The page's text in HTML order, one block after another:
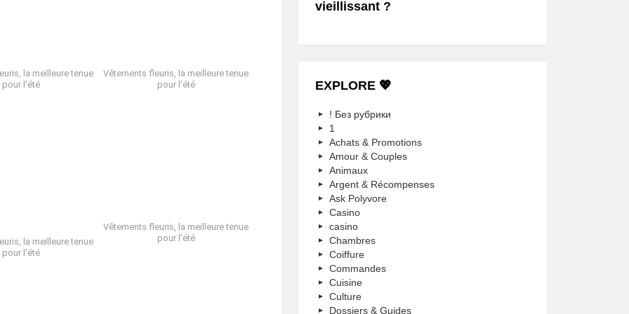
la meilleure tenue
pour l'été
Vêtements fleuris, la meilleure tenue
pour l'été
la meilleure tenue
pour l'été
Vêtements fleuris, la meilleure tenue
pour l'été
vieillissant ?
EXPLORE 💖
! Без рубрики
1
Achats & Promotions
Amour & Couples
Animaux
Argent & Récompenses
Ask Polyvore
Casino
casino
Chambres
Coiffure
Commandes
Cuisine
Culture
Dossiers & Guides